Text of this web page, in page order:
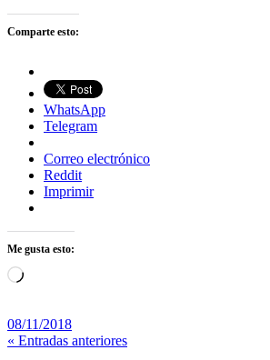
Comparte esto:
WhatsApp
Telegram
Correo electrónico
Reddit
Imprimir
Me gusta esto:
Cargando...
08/11/2018
« Entradas anteriores